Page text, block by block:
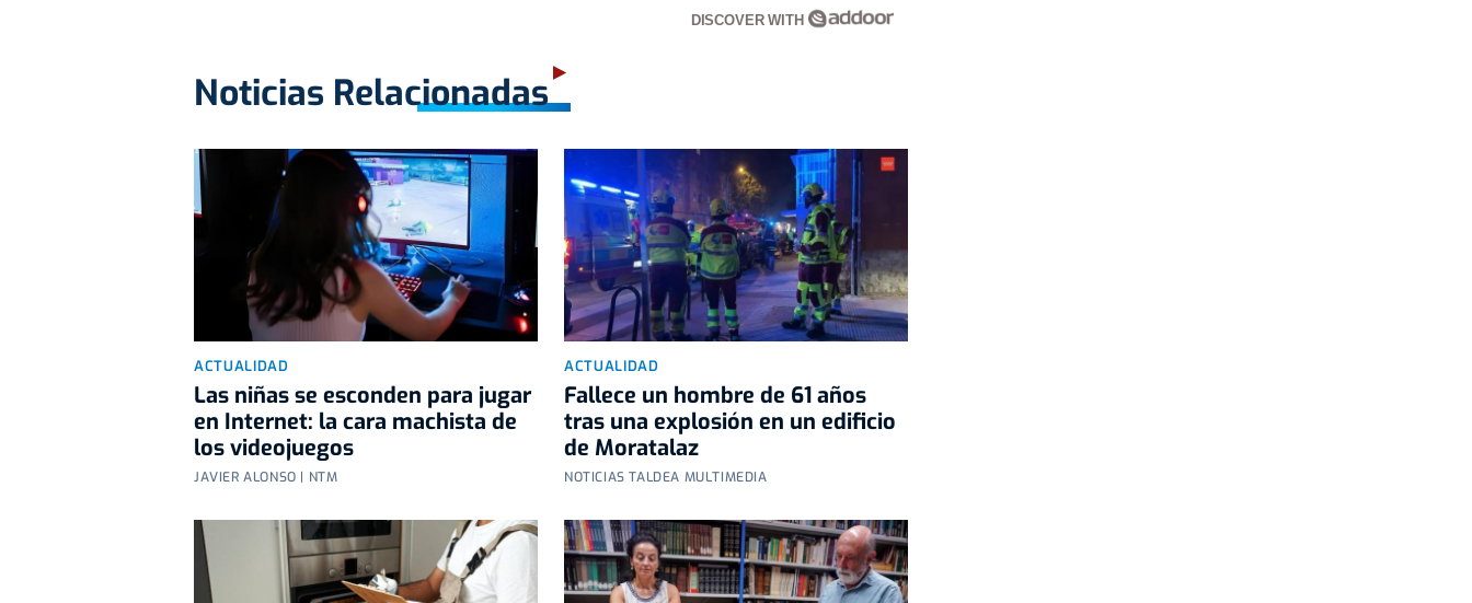
DISCOVER WITH
Noticias Relacionadas
ACTUALIDAD
Las niñas se esconden para jugar
en Internet: la cara machista de
los videojuegos
JAVIER ALONSO | NTM
ACTUALIDAD
Fallece un hombre de 61 años
tras una explosión en un edificio
de Moratalaz
NOTICIAS TALDEA MULTIMEDIA